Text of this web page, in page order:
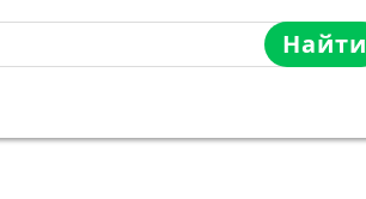
Найти